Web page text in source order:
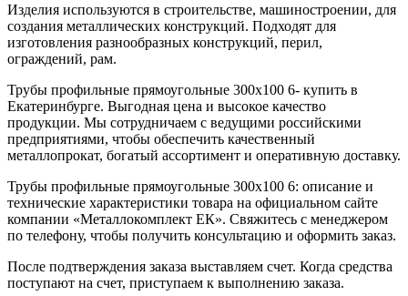
Изделия используются в строительстве, машиностроении, для
создания металлических конструкций. Подходят для
изготовления разнообразных конструкций, перил,
ограждений, рам.
Трубы профильные прямоугольные 300х100 6- купить в
Екатеринбурге. Выгодная цена и высокое качество
продукции. Мы сотрудничаем с ведущими российскими
предприятиями, чтобы обеспечить качественный
металлопрокат, богатый ассортимент и оперативную доставку.
Трубы профильные прямоугольные 300х100 6: описание и
технические характеристики товара на официальном сайте
компании «Металлокомплект ЕК». Свяжитесь с менеджером
по телефону, чтобы получить консультацию и оформить заказ.
После подтверждения заказа выставляем счет. Когда средства
поступают на счет, приступаем к выполнению заказа.